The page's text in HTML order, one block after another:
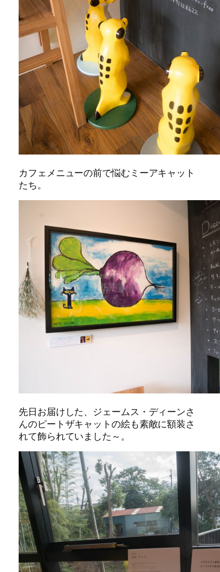
カフェメニューの前で悩むミーアキャット
たち。
先日お届けした、ジェームス・ディーンさ
んのピートザキャットの絵も素敵に額装さ
れて飾られていました～。